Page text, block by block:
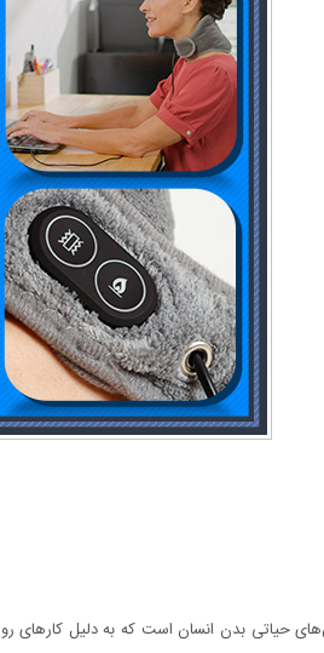
حیاتی بدن انسان است که به دلیل کارهای